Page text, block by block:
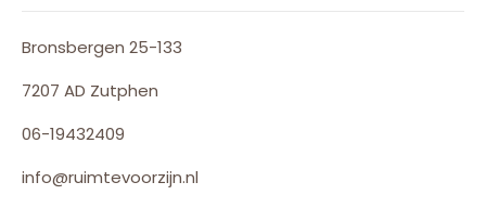
Bronsbergen 25-133
7207 AD Zutphen
06-19432409
info@ruimtevoorzijn.nl